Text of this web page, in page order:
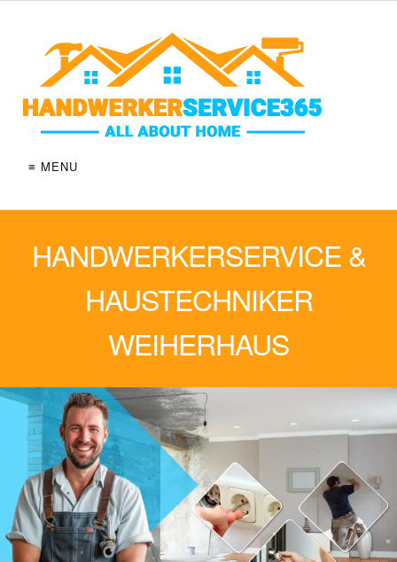
≡ MENU
HANDWERKERSERVICE &
HAUSTECHNIKER
WEIHERHAUS